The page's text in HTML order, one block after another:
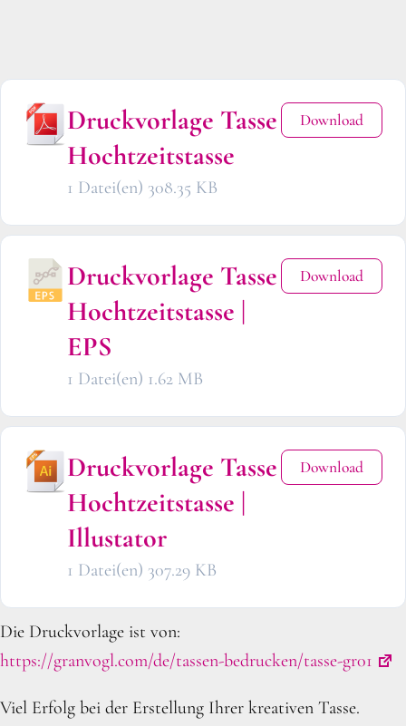
Druckvorlage Tasse
Hochtzeitstasse
1 Datei(en) 308.35 KB
Download
Druckvorlage Tasse
Hochtzeitstasse |
EPS
1 Datei(en) 1.62 MB
Download
Druckvorlage Tasse
Hochtzeitstasse |
Illustator
1 Datei(en) 307.29 KB
Download
Die Druckvorlage ist von:
https://granvogl.com/de/tassen-bedrucken/tasse-gr01
Viel Erfolg bei der Erstellung Ihrer kreativen Tasse.